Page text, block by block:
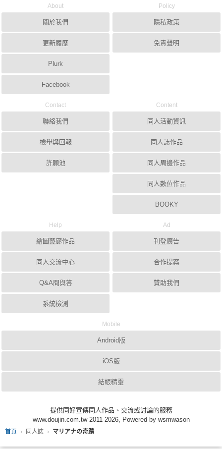
首頁 同人誌 マリアナの奇蹟
About
關於我們
更新履歷
Plurk
Facebook
Policy
隱私政策
免責聲明
Contact
聯絡我們
檢舉與回報
許願池
Content
同人活動資訊
同人誌作品
同人周邊作品
同人數位作品
BOOKY
Help
繪圖藝廊作品
同人交流中心
Q&A問與答
系統檢測
Ad
刊登廣告
合作提案
贊助我們
Mobile
Android版
iOS版
結帳精靈
提供同好宣傳同人作品、交流或討論的服務
www.doujin.com.tw 2011-2026, Powered by wsmwason